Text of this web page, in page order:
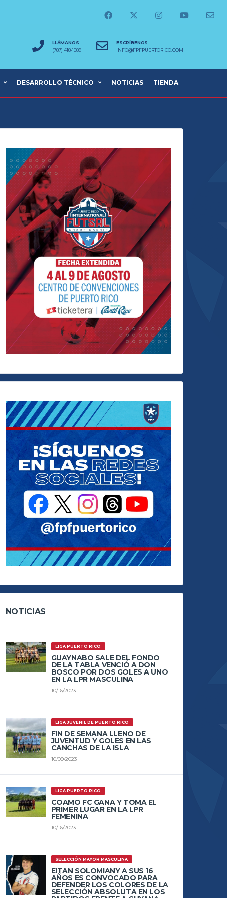
LLÁMANOS
(787) 418-1089
ESCRÍBENOS
INFO@FPFPUERTORICO.COM
DESARROLLO TÉCNICO NOTICIAS TIENDA
NOTICIAS
LIGA PUERTO RICO
GUAYNABO SALE DEL FONDO
DE LA TABLA VENCIÓ A DON
BOSCO POR DOS GOLES A UNO
EN LA LPR MASCULINA
10/16/2023
LIGA JUVENIL DE PUERTO RICO
FIN DE SEMANA LLENO DE
JUVENTUD Y GOLES EN LAS
CANCHAS DE LA ISLA
10/09/2023
LIGA PUERTO RICO
COAMO FC GANA Y TOMA EL
PRIMER LUGAR EN LA LPR
FEMENINA
10/16/2023
SELECCIÓN MAYOR MASCULINA
EITAN SOLOMIANY A SUS 16
AÑOS ES CONVOCADO PARA
DEFENDER LOS COLORES DE LA
SELECCIÓN ABSOLUTA EN LOS